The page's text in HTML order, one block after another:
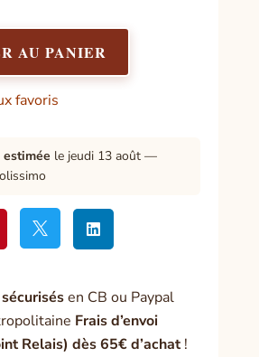
AU PANIER
favoris
estimée le jeudi 13 août —
 
en CB ou Paypal
Frais d’envoi
Relais) dès 65€ d’achat!